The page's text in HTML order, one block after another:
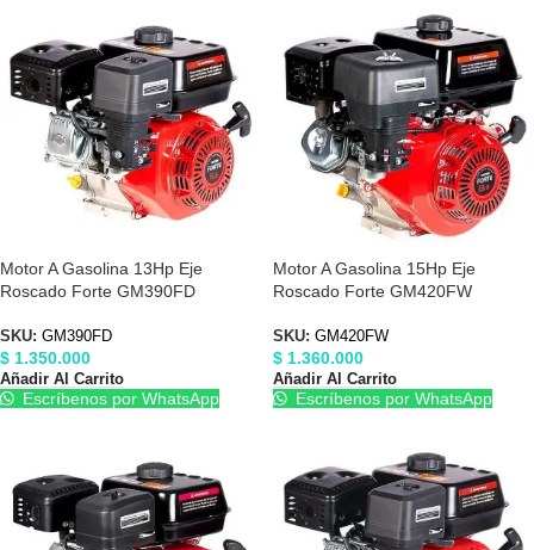
Motor A Gasolina 13Hp Eje
Roscado Forte GM390FD
SKU: GM390FD
$ 1.350.000
Añadir Al Carrito
Escríbenos por WhatsApp
Motor A Gasolina 15Hp Eje
Roscado Forte GM420FW
SKU: GM420FW
$ 1.360.000
Añadir Al Carrito
Escríbenos por WhatsApp